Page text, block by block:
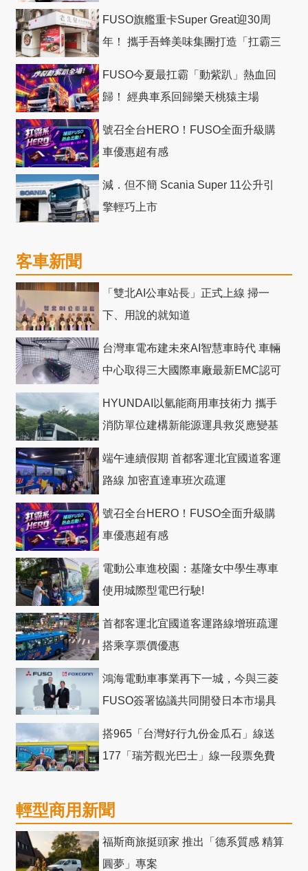
FUSO旗艦重卡Super Great迎30周
年！ 攜手吾蜂美味集團打造「扛霸三
FUSO今夏最扛霸「動紫趴」熱血回
歸！ 經典車系回歸樂天桃猿主場
號召全台HERO！FUSO全面升級購
車優惠超有感
減．但不簡 Scania Super 11公升引
擎輕巧上市
客車新聞
「雙北AI公車站長」正式上線 掃一
下、用說的就知道
台灣車電布建未來AI智慧車時代 車輛
中心取得三大國際車廠最新EMC認可
HYUNDAI以氫能商用車技術力 攜手
消防單位建構新能源運具救災應變基
端午連續假期 首都客運北宜國道客運
路線 加密直達車班次疏運
號召全台HERO！FUSO全面升級購
車優惠超有感
電動公車進校園：基隆女中學生專車
使用城際型電巴行駛!
首都客運北宜國道客運路線增班疏運
搭乘享票價優惠
鴻海電動車事業再下一城，今與三菱
FUSO簽署協議共同開發日本市場具
搭965「台灣好行九份金瓜石」線送
177「瑞芳觀光巴士」線一段票免費
輕型商用新聞
福斯商旅挺頭家 推出「德系質感 精算
圓夢」專案